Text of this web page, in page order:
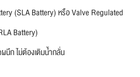
(SLA Battery) หรือ Valve Regulated
Battery)
นึก ไม่ต้องเติมน้ำกลั่น